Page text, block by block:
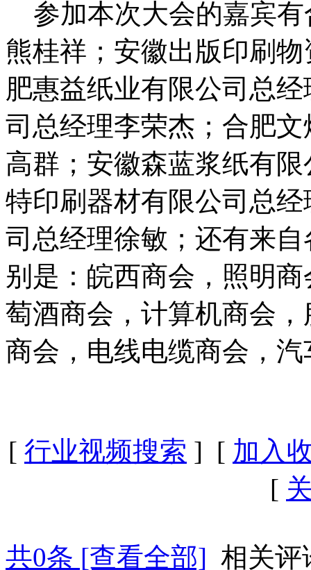
参加本次大会的嘉宾有
熊桂祥；安徽出版印刷
肥惠益纸业有限公司总
司总经理李荣杰；合肥
高群；安徽森蓝浆纸有
特印刷器材有限公司总
司总经理徐敏；还有来
别是：皖西商会，照明
萄酒商会，计算机商会
商会，电线电缆商会，
[ 行业视频搜索 ] [ 加入
[
共0条 [查看全部] 相关评